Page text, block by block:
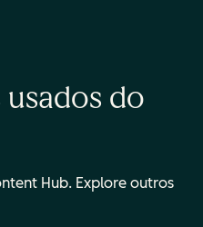
usados do
Hub. Explore outros